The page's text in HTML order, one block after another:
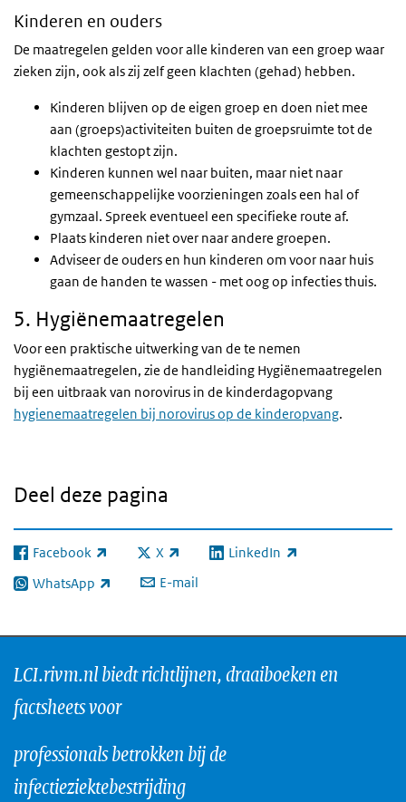
Kinderen en ouders
De maatregelen gelden voor alle kinderen van een groep waar
zieken zijn, ook als zij zelf geen klachten (gehad) hebben.
Kinderen blijven op de eigen groep en doen niet mee
aan (groeps)activiteiten buiten de groepsruimte tot de
klachten gestopt zijn.
Kinderen kunnen wel naar buiten, maar niet naar
gemeenschappelijke voorzieningen zoals een hal of
gymzaal. Spreek eventueel een specifieke route af.
Plaats kinderen niet over naar andere groepen.
Adviseer de ouders en hun kinderen om voor naar huis
gaan de handen te wassen - met oog op infecties thuis.
5. Hygiënemaatregelen
Voor een praktische uitwerking van de te nemen
hygiënemaatregelen, zie de handleiding Hygiënemaatregelen
bij een uitbraak van norovirus in de kinderdagopvang
hygienemaatregelen bij norovirus op de kinderopvang.
Deel deze pagina
Facebook
(externe link) X
(externe link) LinkedIn
(externe link)
WhatsApp
(externe link) E-mail
LCI.rivm.nl biedt richtlijnen, draaiboeken en
factsheets voor
professionals betrokken bij de
infectieziektebestrijding